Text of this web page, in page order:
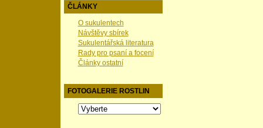
ČLÁNKY
O sukulentech
Návštěvy sbírek
Sukulentářská literatura
Rady pro psaní a focení
Články ostatní
FOTOGALERIE ROSTLIN